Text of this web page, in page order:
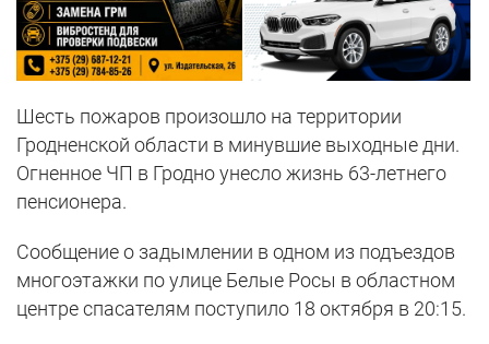
Шесть пожаров произошло на территории
Гродненской области в минувшие выходные дни.
Огненное ЧП в Гродно унесло жизнь 63-летнего
пенсионера.
Сообщение о задымлении в одном из подъездов
многоэтажки по улице Белые Росы в областном
центре спасателям поступило 18 октября в 20:15.